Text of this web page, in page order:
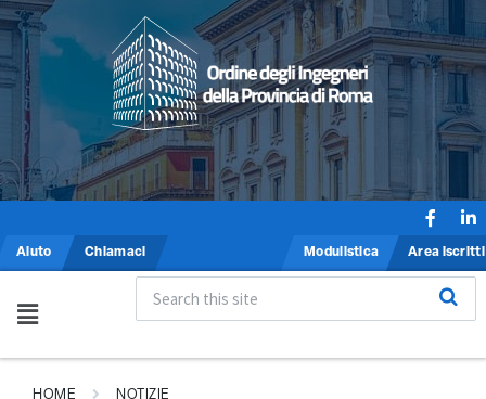
Aiuto Chiamaci Modulistica Area iscritti
HOME NOTIZIE